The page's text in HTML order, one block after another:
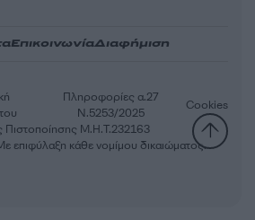
ΕπικοινωνίαΔιαφήμιση
Πιστοποίησης Μ.Η.Τ.232163
Πληροφορίες α.27
Ν.5253/2025
Cookies
κάθε νομίμου δικαιώματος.